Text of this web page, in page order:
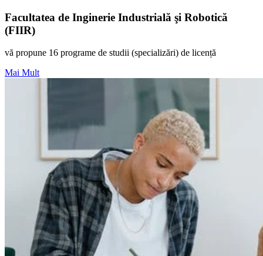
Facultatea de Inginerie Industrială şi Robotică
(FIIR)
vă propune 16 programe de studii (specializări) de licență
Mai Mult